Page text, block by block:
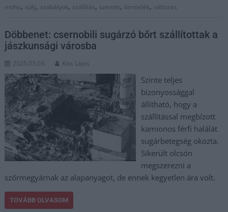
mohu, súly, szabályok, szállítás, szemét, törmelék,változás
Döbbenet: csernobili sugárzó bőrt szállítottak a
jászkunsági városba
2025.03.03. Kiss Lajos
Szinte teljes
bizonyossággal
állítható, hogy a
szállítással megbízott
kamionos férfi halálát
sugárbetegség okozta.
Sikerült olcsón
megszerezni a
szőrmegyárnak az alapanyagot, de ennek kegyetlen ára volt.
TOVÁBB OLVASOM